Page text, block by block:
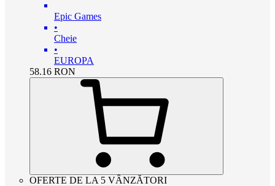
Epic Games
•
Cheie
•
EUROPA
58.16 RON
OFERTE DE LA 5 VÂNZĂTORI